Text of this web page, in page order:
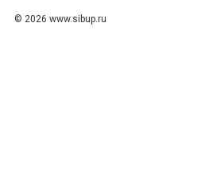
© 2026 www.sibup.ru